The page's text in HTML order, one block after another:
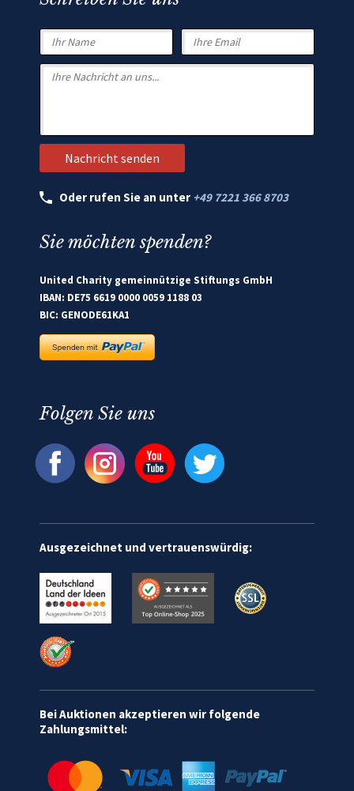
Oder rufen Sie an unter +49 7221 366 8703
Sie möchten spenden?
United Charity gemeinnützige Stiftungs GmbH
IBAN: DE75 6619 0000 0059 1188 03
BIC: GENODE61KA1
Folgen Sie uns
Ausgezeichnet und vertrauenswürdig:
Bei Auktionen akzeptieren wir folgende
Zahlungsmittel: